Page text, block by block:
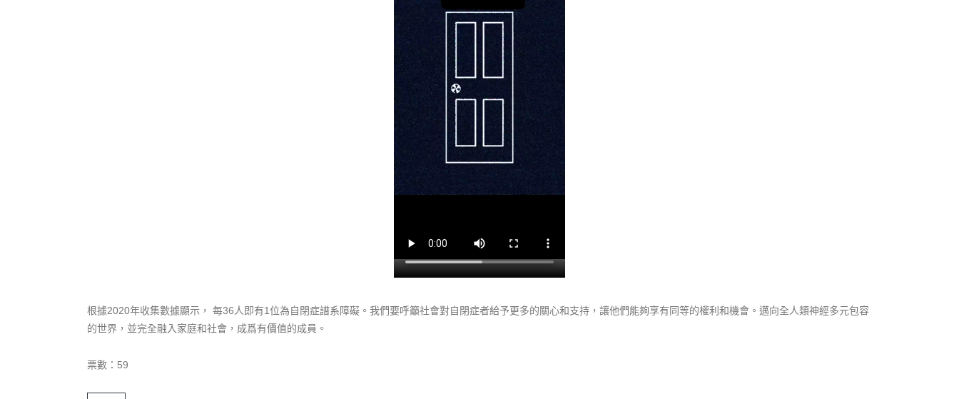
根據2020年收集數據顯示， 每36人即有1位為自閉症譜系障礙。我們要呼籲社會對自閉症者給予更多的關心和支持，讓他們能夠享有同等的權利和機會。邁向全人類神經多元包容
的世界，並完全融入家庭和社會，成爲有價值的成員。
票數：59